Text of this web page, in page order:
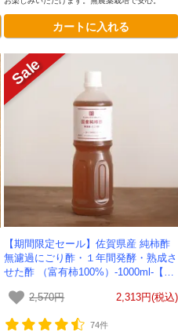
カートに入れる
【期間限定セール】佐賀県産 純柿酢
無濾過にごり酢・１年間発酵・熟成さ
せた酢 （富有柿100%）-1000ml-【送
2,570円
2,313円(税込)
74件